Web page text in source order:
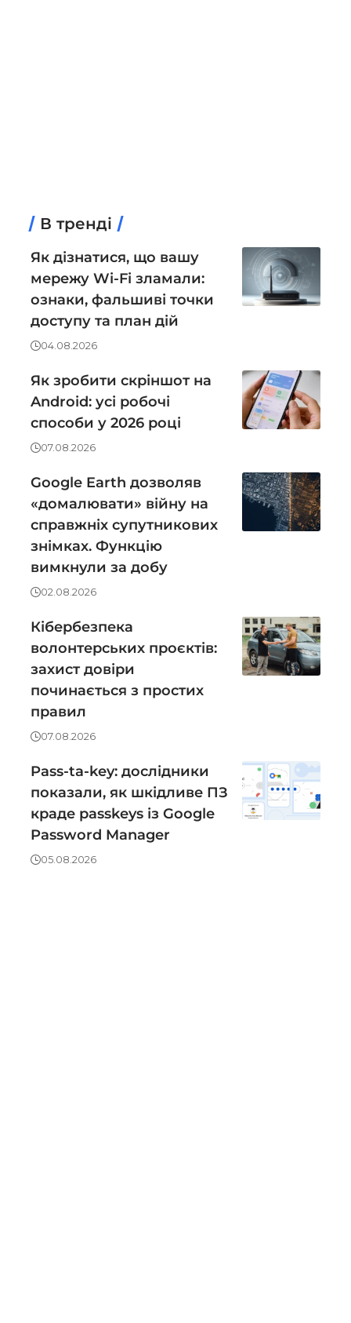
В тренді
Як дізнатися, що вашу
мережу Wi-Fi зламали:
ознаки, фальшиві точки
доступу та план дій
04.08.2026
Як зробити скріншот на
Android: усі робочі
способи у 2026 році
07.08.2026
Google Earth дозволяв
«домалювати» війну на
справжніх супутникових
знімках. Функцію
вимкнули за добу
02.08.2026
Кібербезпека
волонтерських проєктів:
захист довіри
починається з простих
правил
07.08.2026
Pass-ta-key: дослідники
показали, як шкідливе ПЗ
краде passkeys із Google
Password Manager
05.08.2026